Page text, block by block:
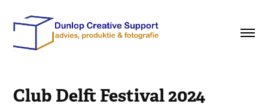
Club Delft Festival 2024